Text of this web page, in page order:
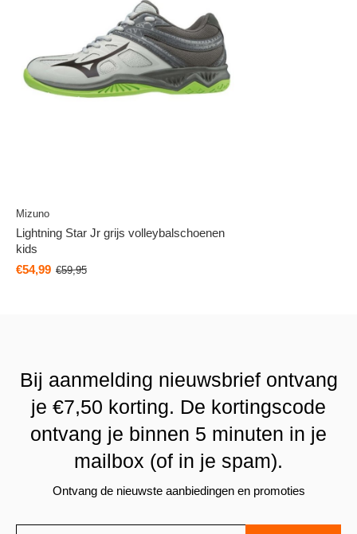
Mizuno
Lightning Star Jr grijs volleybalschoenen
kids
€54,99 €59,95
Bij aanmelding nieuwsbrief ontvang
je €7,50 korting. De kortingscode
ontvang je binnen 5 minuten in je
mailbox (of in je spam).
Ontvang de nieuwste aanbiedingen en promoties